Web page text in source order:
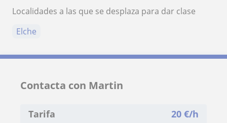
Localidades a las que se desplaza para dar clase
Elche
Contacta con Martin
Tarifa 20 €/h